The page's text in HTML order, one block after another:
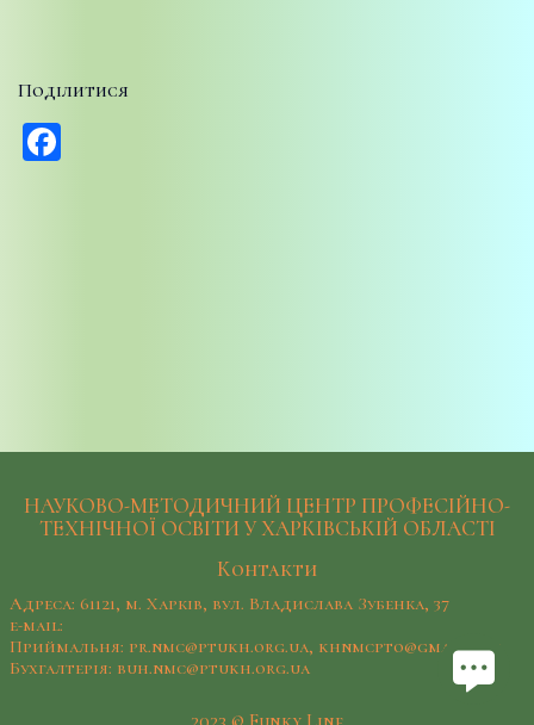
Поділитися
НАУКОВО-МЕТОДИЧНИЙ ЦЕНТР ПРОФЕСІЙНО-
ТЕХНІЧНОЇ ОСВІТИ У ХАРКІВСЬКІЙ ОБЛАСТІ
Контакти
Адреса: 61121, м. Харків, вул. Владислава Зубенка, 37
e-mail:
Приймальня: pr.nmc@ptukh.org.ua, khnmcpto@gmail.com
Бухгалтерія: buh.nmc@ptukh.org.ua